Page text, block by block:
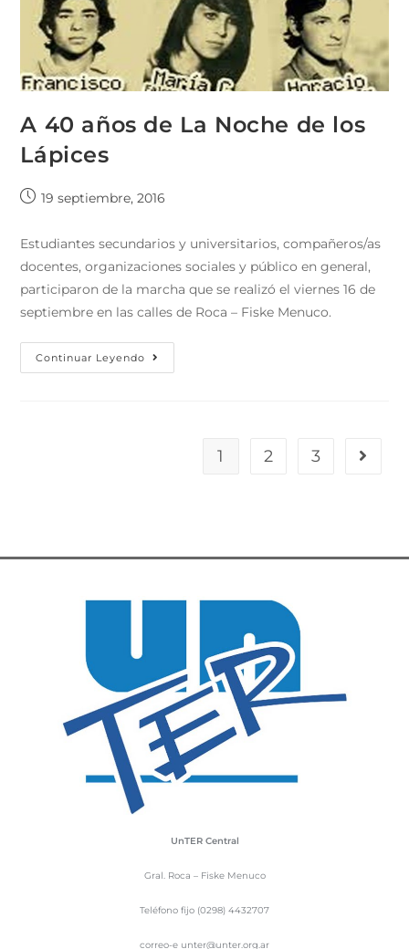
A 40 años de La Noche de los
Lápices
19 septiembre, 2016
Estudiantes secundarios y universitarios, compañeros/as
docentes, organizaciones sociales y público en general,
participaron de la marcha que se realizó el viernes 16 de
septiembre en las calles de Roca – Fiske Menuco.
Continuar Leyendo
1 2 3
UnTER Central
Gral. Roca – Fiske Menuco
Teléfono fijo (0298) 4432707
correo-e unter@unter.org.ar